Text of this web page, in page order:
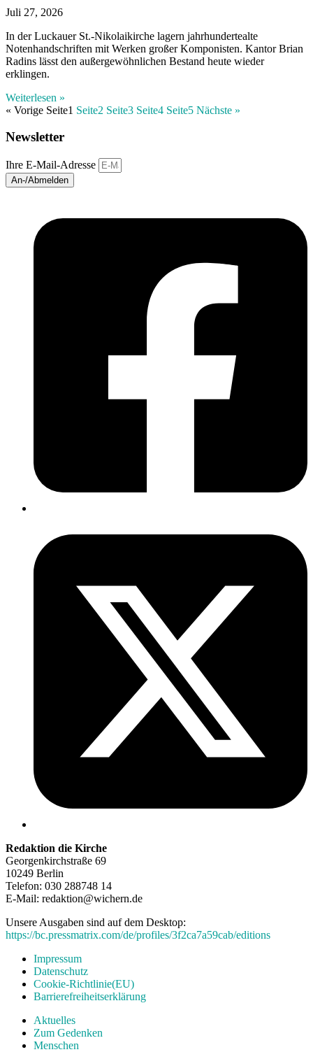
Juli 27, 2026
In der Luckauer St.-Nikolaikirche lagern jahrhundertealte
Notenhandschriften mit Werken großer Komponisten. Kantor Brian
Radins lässt den außergewöhnlichen Bestand heute wieder
erklingen.
Weiterlesen »
« Vorige Seite1 Seite2 Seite3 Seite4 Seite5 Nächste »
Newsletter
Ihre E-Mail-Adresse
An-/Abmelden
Redaktion die Kirche
Georgenkirchstraße 69
10249 Berlin
Telefon: 030 288748 14
E-Mail: redaktion@wichern.de
Unsere Ausgaben sind auf dem Desktop:
https://bc.pressmatrix.com/de/profiles/3f2ca7a59cab/editions
Impressum
Datenschutz
Cookie-Richtlinie(EU)
Barrierefreiheitserklärung
Aktuelles
Zum Gedenken
Menschen